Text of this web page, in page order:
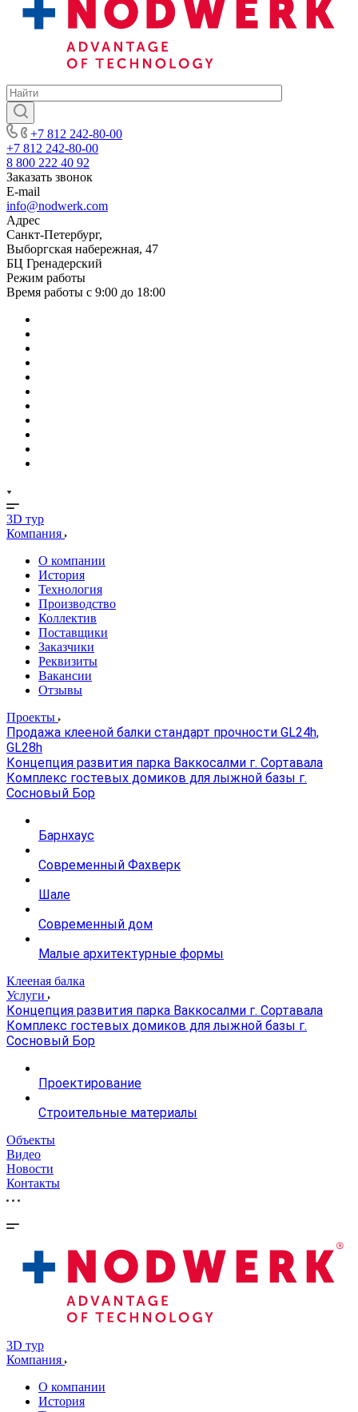
+7 812 242-80-00
+7 812 242-80-00
8 800 222 40 92
Заказать звонок
E-mail
info@nodwerk.com
Адрес
Санкт-Петербург,
Выборгская набережная, 47
БЦ Гренадерский
Режим работы
Время работы с 9:00 до 18:00
3D тур
Компания
О компании
История
Технология
Производство
Коллектив
Поставщики
Заказчики
Реквизиты
Вакансии
Отзывы
Проекты
Продажа клееной балки стандарт прочности GL24h,
GL28h
Концепция развития парка Ваккосалми г. Сортавала
Комплекс гостевых домиков для лыжной базы г.
Сосновый Бор
Барнхаус
Современный Фахверк
Шале
Современный дом
Малые архитектурные формы
Клееная балка
Услуги
Концепция развития парка Ваккосалми г. Сортавала
Комплекс гостевых домиков для лыжной базы г.
Сосновый Бор
Проектирование
Строительные материалы
Объекты
Видео
Новости
Контакты
3D тур
Компания
О компании
История